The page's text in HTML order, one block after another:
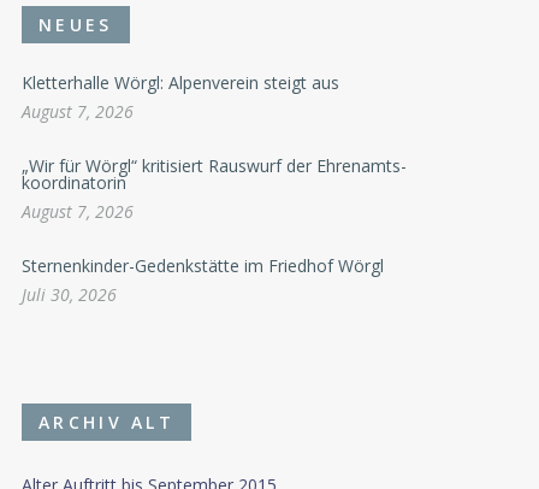
NEUES
Kletterhalle Wörgl: Alpenverein steigt aus
August 7, 2026
„Wir für Wörgl“ kritisiert Rauswurf der Ehrenamts-
koordinatorin
August 7, 2026
Sternenkinder-Gedenkstätte im Friedhof Wörgl
Juli 30, 2026
ARCHIV ALT
Alter Auftritt bis September 2015